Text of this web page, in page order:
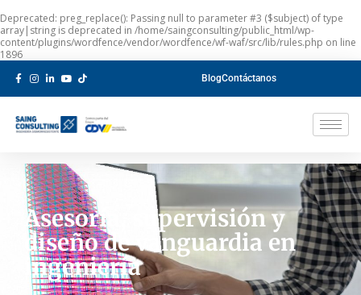
Deprecated: preg_replace(): Passing null to parameter #3 ($subject) of type
array|string is deprecated in /home/saingconsulting/public_html/wp-
content/plugins/wordfence/vendor/wordfence/wf-waf/src/lib/rules.php on line
1896
BlogContáctanos
Asesoría, supervisión y
diseño de vanguardia en
ingeniería